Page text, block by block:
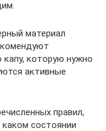
материал
которую нужно
активные
правил,
состоянии